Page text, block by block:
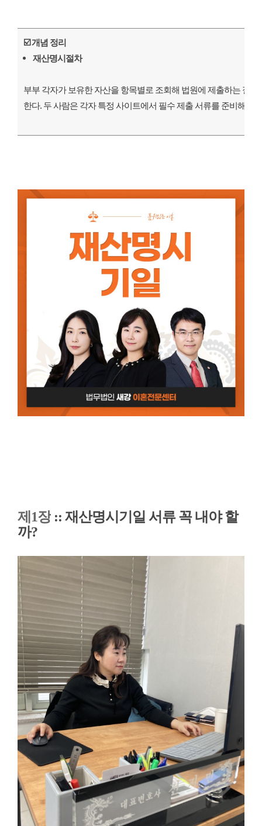
☑️개념 정리
재산명시절차
부부 각자가 보유한 자산을 항목별로 조회해 법원에 제출하는 절
한다. 두 사람은 각자 특정 사이트에서 필수 제출 서류를 준비해 반
제1장 :: 재산명시기일 서류 꼭 내야 할
까?